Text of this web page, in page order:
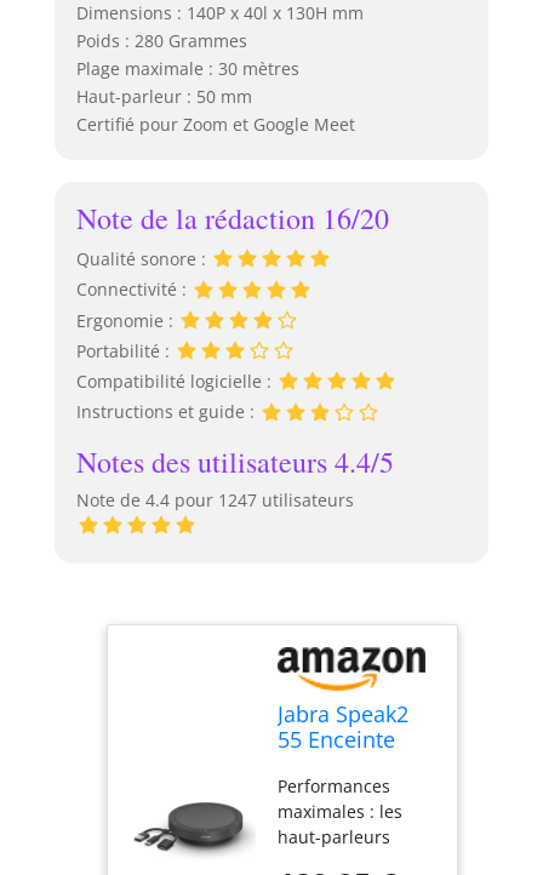
Dimensions : 140P x 40l x 130H mm
Poids : 280 Grammes
Plage maximale : 30 mètres
Haut-parleur : 50 mm
Certifié pour Zoom et Google Meet
Note de la rédaction 16/20
Qualité sonore :
Connectivité :
Ergonomie :
Portabilité :
Compatibilité logicielle :
Instructions et guide :
Notes des utilisateurs 4.4/5
Note de 4.4 pour 1247 utilisateurs
Jabra Speak2
55 Enceinte
Certifié pour
Google Meet,
Gris Foncé
Performances
maximales : les
haut-parleurs